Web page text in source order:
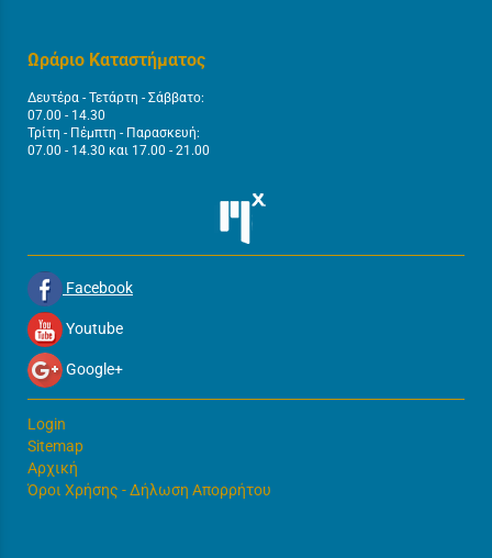
Ωράριο Καταστήματος
Δευτέρα - Τετάρτη - Σάββατο:
07.00 - 14.30
Τρίτη - Πέμπτη - Παρασκευή:
07.00 - 14.30 και 17.00 - 21.00
Facebook
Youtube
Google+
Login
Sitemap
Αρχική
Όροι Χρήσης - Δήλωση Απορρήτου